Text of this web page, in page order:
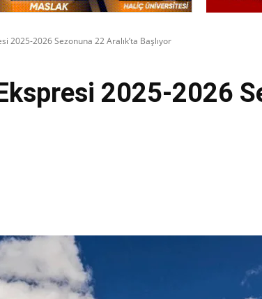
2025-2026 Sezonuna 22 Aralık’ta Başlıyor
2025-2026